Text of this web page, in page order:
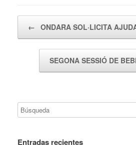
← ONDARA SOL·LICITA
SEGONA SESSIÓ DE
Entradas recientes